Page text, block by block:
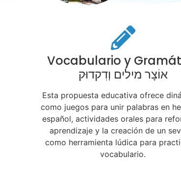
Vocabulario y
אוֹצָר מילים וְדִקדוּק
Esta propuesta educativa ofrece
como juegos para unir palabras en
español, actividades orales para
aprendizaje y la creación de un
como herramienta lúdica para
vocabulario.